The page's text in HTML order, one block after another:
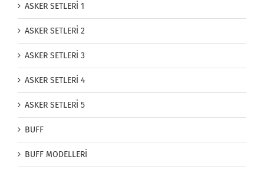
ASKER SETLERİ 1
ASKER SETLERİ 2
ASKER SETLERİ 3
ASKER SETLERİ 4
ASKER SETLERİ 5
BUFF
BUFF MODELLERİ